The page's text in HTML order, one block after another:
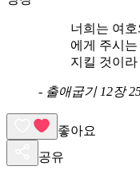
너희는 여
에게 주시
지킬 것이라
- 출애굽기 12장
좋아요
공유